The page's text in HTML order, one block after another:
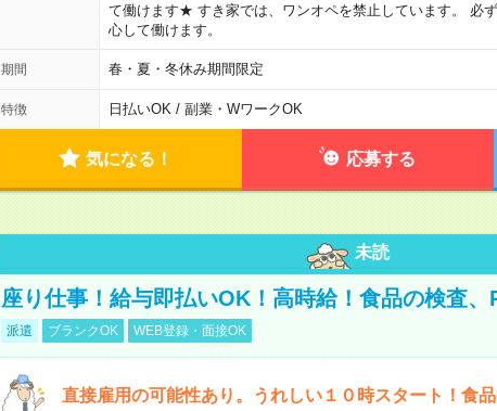
て働けます★ すき家では、ワンオペを禁止しています。 必
心して働けます。
期間 春・夏・冬休み期間限定
特徴 日払いOK / 副業・WワークOK
気になる！ 応募する
未読
座り仕事！給与即払いOK！高時給！食品の検査、
派遣 ブランクOK WEB登録・面接OK
直接雇用の可能性あり。うれしい１０時スタート！食